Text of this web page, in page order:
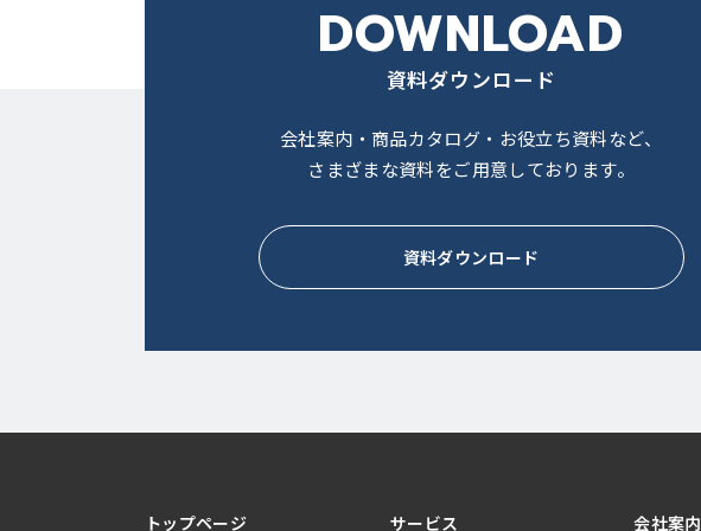
DOWNLOAD
資料ダウンロード
会社案内・商品カタログ・お役立ち資料など、
さまざまな資料をご用意しております。
資料ダウンロード
トップページ サービス 会社案内